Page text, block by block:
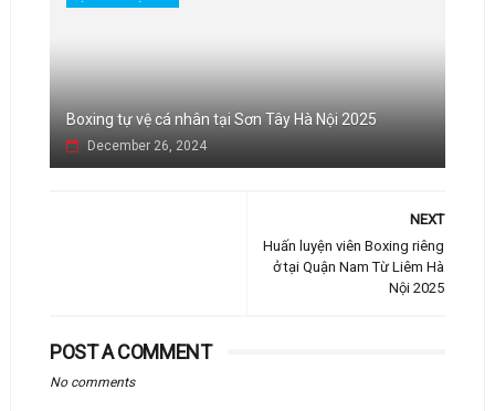
Boxing tự vệ cá nhân tại Sơn Tây Hà Nội 2025
December 26, 2024
NEXT
Huấn luyện viên Boxing riêng
ở tại Quận Nam Từ Liêm Hà
Nội 2025
POST A COMMENT
No comments